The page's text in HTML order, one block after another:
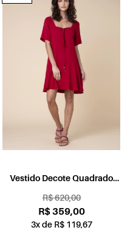
Vestido Decote Quadrado
R$ 620,00
R$ 359,00
3x de R$ 119,67